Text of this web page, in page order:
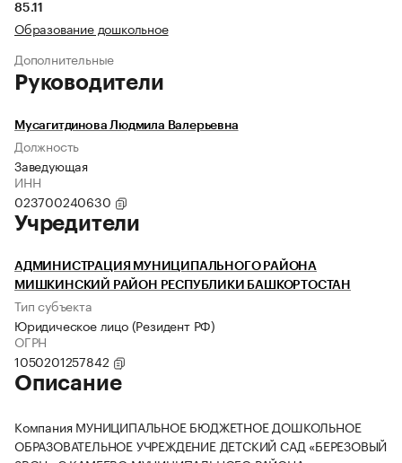
85.11
Образование дошкольное
Дополнительные
Руководители
Мусагитдинова Людмила Валерьевна
Должность
Заведующая
ИНН
023700240630
Учредители
АДМИНИСТРАЦИЯ МУНИЦИПАЛЬНОГО РАЙОНА
МИШКИНСКИЙ РАЙОН РЕСПУБЛИКИ БАШКОРТОСТАН
Тип субъекта
Юридическое лицо (Резидент РФ)
ОГРН
1050201257842
Описание
Компания МУНИЦИПАЛЬНОЕ БЮДЖЕТНОЕ ДОШКОЛЬНОЕ
ОБРАЗОВАТЕЛЬНОЕ УЧРЕЖДЕНИЕ ДЕТСКИЙ САД «БЕРЕЗОВЫЙ